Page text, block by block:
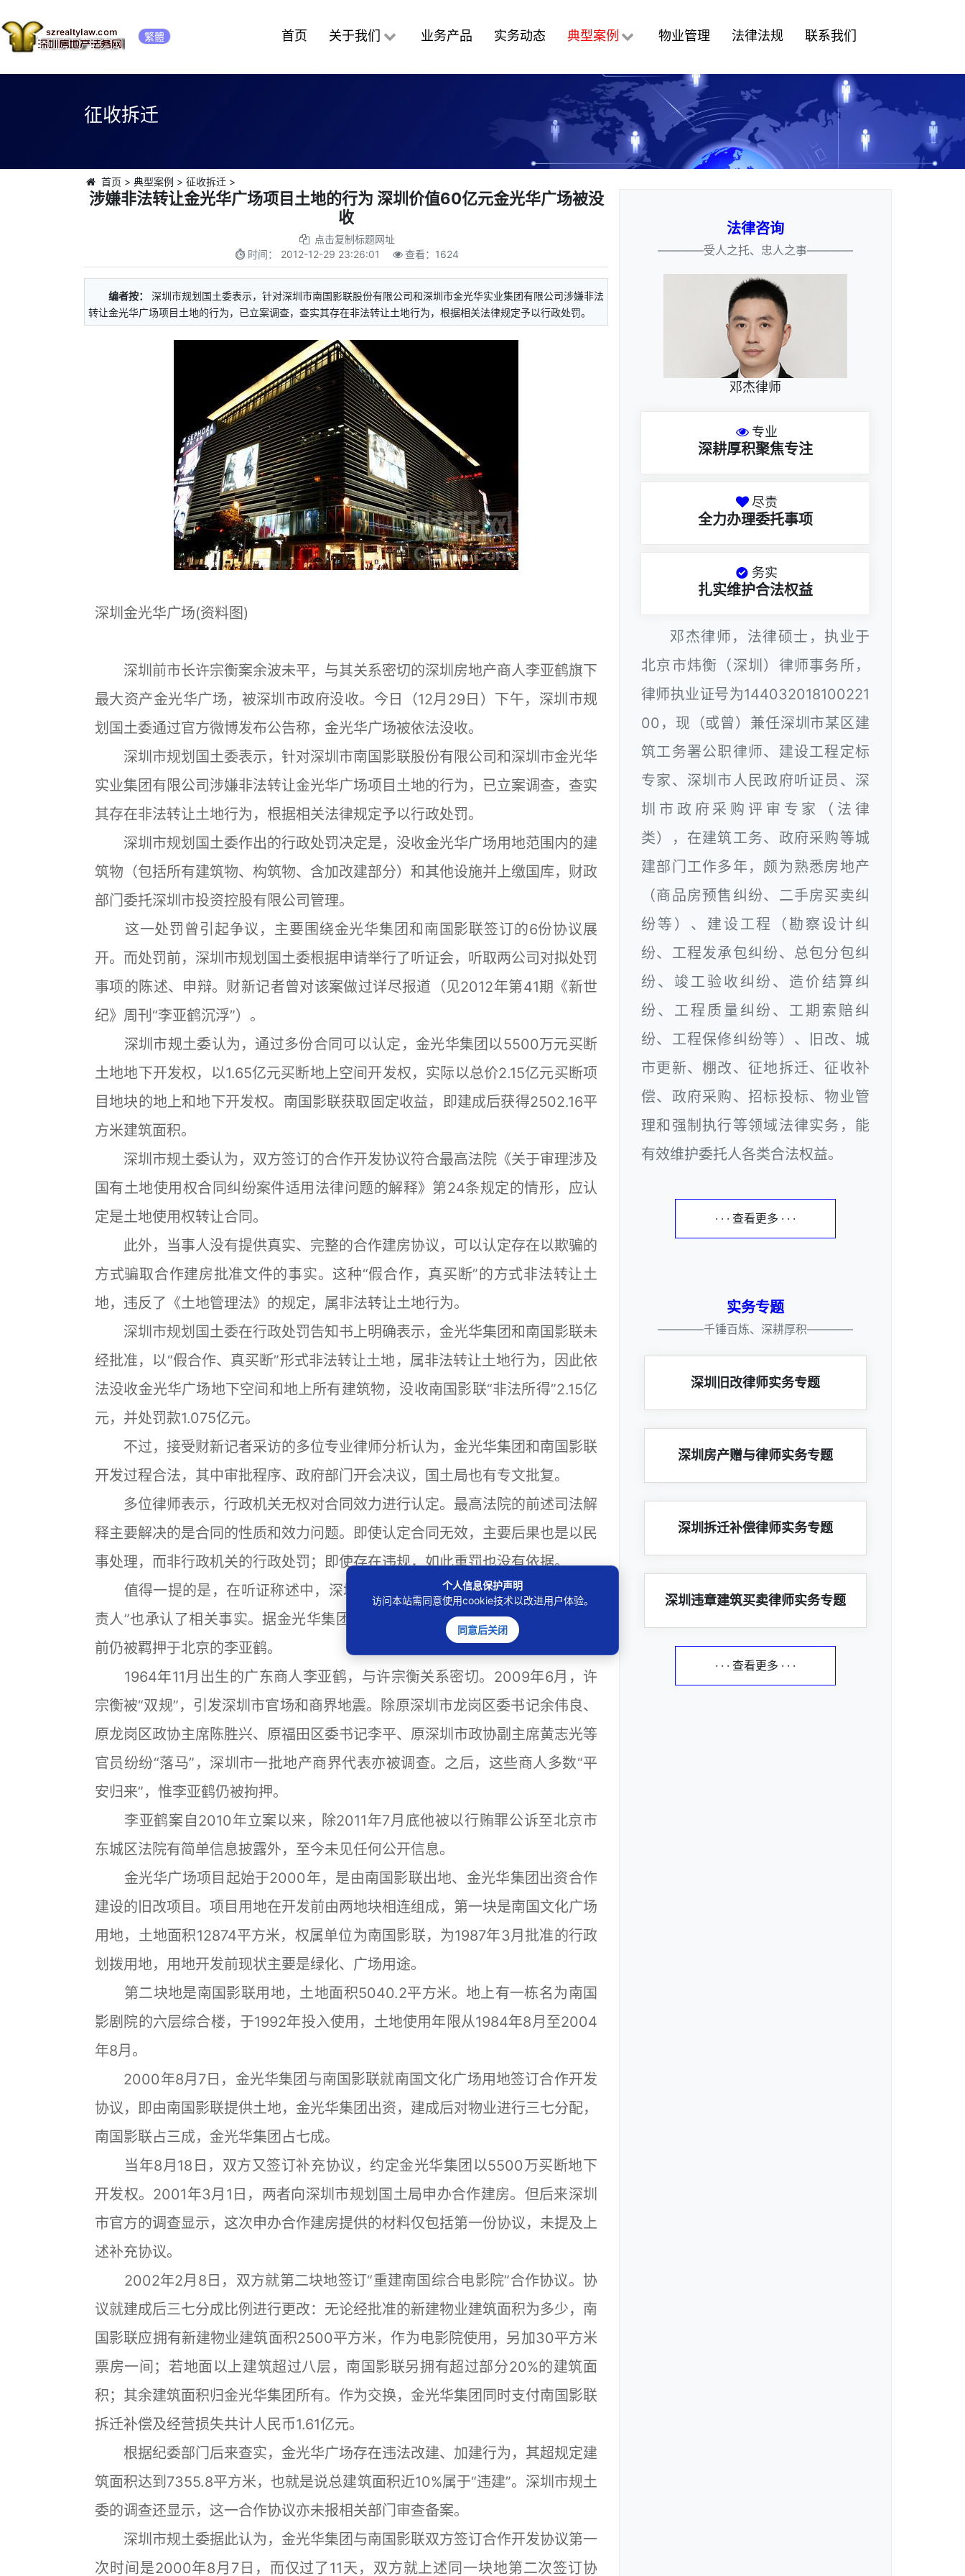
繁體 首页 关于我们 业务产品 实务动态 典型案例 物业管理 法律法规 联系我们
征收拆迁
首页 > 典型案例 > 征收拆迁>
涉嫌非法转让金光华广场项目土地的行为 深圳价值60亿元金光华广场被没
收
点击复制标题网址
时间： 2012-12-29 23:26:01 查看： 1624
编者按：
深圳市规划国土委表示，针对深圳市南国影联股份有限公司和深圳市金光华实业集团有限公司涉嫌非法
转让金光华广场项目土地的行为，已立案调查，查实其存在非法转让土地行为，根据相关法律规定予以行政处罚。
深圳金光华广场(资料图)
深圳前市长许宗衡案余波未平，与其关系密切的深圳房地产商人李亚鹤旗下
最大资产金光华广场，被深圳市政府没收。今日（12月29日）下午，深圳市规
划国土委通过官方微博发布公告称，金光华广场被依法没收。
深圳市规划国土委表示，针对深圳市南国影联股份有限公司和深圳市金光华
实业集团有限公司涉嫌非法转让金光华广场项目土地的行为，已立案调查，查实
其存在非法转让土地行为，根据相关法律规定予以行政处罚。
深圳市规划国土委作出的行政处罚决定是，没收金光华广场用地范围内的建
筑物（包括所有建筑物、构筑物、含加改建部分）和其他设施并上缴国库，财政
部门委托深圳市投资控股有限公司管理。
这一处罚曾引起争议，主要围绕金光华集团和南国影联签订的6份协议展
开。而处罚前，深圳市规划国土委根据申请举行了听证会，听取两公司对拟处罚
事项的陈述、申辩。财新记者曾对该案做过详尽报道（见2012年第41期《新世
纪》周刊“李亚鹤沉浮”）。
深圳市规土委认为，通过多份合同可以认定，金光华集团以5500万元买断
土地地下开发权，以1.65亿元买断地上空间开发权，实际以总价2.15亿元买断项
目地块的地上和地下开发权。南国影联获取固定收益，即建成后获得2502.16平
方米建筑面积。
深圳市规土委认为，双方签订的合作开发协议符合最高法院《关于审理涉及
国有土地使用权合同纠纷案件适用法律问题的解释》第24条规定的情形，应认
定是土地使用权转让合同。
此外，当事人没有提供真实、完整的合作建房协议，可以认定存在以欺骗的
方式骗取合作建房批准文件的事实。这种“假合作，真买断”的方式非法转让土
地，违反了《土地管理法》的规定，属非法转让土地行为。
深圳市规划国土委在行政处罚告知书上明确表示，金光华集团和南国影联未
经批准，以“假合作、真买断”形式非法转让土地，属非法转让土地行为，因此依
法没收金光华广场地下空间和地上所有建筑物，没收南国影联“非法所得”2.15亿
元，并处罚款1.075亿元。
不过，接受财新记者采访的多位专业律师分析认为，金光华集团和南国影联
开发过程合法，其中审批程序、政府部门开会决议，国土局也有专文批复。
多位律师表示，行政机关无权对合同效力进行认定。最高法院的前述司法解
释主要解决的是合同的性质和效力问题。即使认定合同无效，主要后果也是以民
事处理，而非行政机关的行政处罚；即使存在违规，如此重罚也没有依据。
值得一提的是，在听证称述中，深圳市规划国土委提及“金光华集团相关负
责人”也承认了相关事实。据金光华集团内部人士透露，该“相关负责人”即是目
前仍被羁押于北京的李亚鹤。
1964年11月出生的广东商人李亚鹤，与许宗衡关系密切。2009年6月，许
宗衡被“双规”，引发深圳市官场和商界地震。除原深圳市龙岗区委书记余伟良、
原龙岗区政协主席陈胜兴、原福田区委书记李平、原深圳市政协副主席黄志光等
官员纷纷“落马”，深圳市一批地产商界代表亦被调查。之后，这些商人多数“平
安归来”，惟李亚鹤仍被拘押。
李亚鹤案自2010年立案以来，除2011年7月底他被以行贿罪公诉至北京市
东城区法院有简单信息披露外，至今未见任何公开信息。
金光华广场项目起始于2000年，是由南国影联出地、金光华集团出资合作
建设的旧改项目。项目用地在开发前由两地块相连组成，第一块是南国文化广场
用地，土地面积12874平方米，权属单位为南国影联，为1987年3月批准的行政
划拨用地，用地开发前现状主要是绿化、广场用途。
第二块地是南国影联用地，土地面积5040.2平方米。地上有一栋名为南国
影剧院的六层综合楼，于1992年投入使用，土地使用年限从1984年8月至2004
年8月。
2000年8月7日，金光华集团与南国影联就南国文化广场用地签订合作开发
协议，即由南国影联提供土地，金光华集团出资，建成后对物业进行三七分配，
南国影联占三成，金光华集团占七成。
当年8月18日，双方又签订补充协议，约定金光华集团以5500万买断地下
开发权。2001年3月1日，两者向深圳市规划国土局申办合作建房。但后来深圳
市官方的调查显示，这次申办合作建房提供的材料仅包括第一份协议，未提及上
述补充协议。
2002年2月8日，双方就第二块地签订“重建南国综合电影院”合作协议。协
议就建成后三七分成比例进行更改：无论经批准的新建物业建筑面积为多少，南
国影联应拥有新建物业建筑面积2500平方米，作为电影院使用，另加30平方米
票房一间；若地面以上建筑超过八层，南国影联另拥有超过部分20%的建筑面
积；其余建筑面积归金光华集团所有。作为交换，金光华集团同时支付南国影联
拆迁补偿及经营损失共计人民币1.61亿元。
根据纪委部门后来查实，金光华广场存在违法改建、加建行为，其超规定建
筑面积达到7355.8平方米，也就是说总建筑面积近10%属于“违建”。深圳市规土
委的调查还显示，这一合作协议亦未报相关部门审查备案。
深圳市规土委据此认为，金光华集团与南国影联双方签订合作开发协议第一
次时间是2000年8月7日，而仅过了11天，双方就上述同一块地第二次签订协
法律咨询
————受人之托、忠人之事————
邓杰律师
专业
深耕厚积聚焦专注
尽责
全力办理委托事项
务实
扎实维护合法权益
邓杰律师，法律硕士，执业于
北京市炜衡（深圳）律师事务所，
律师执业证号为144032018100221
00，现（或曾）兼任深圳市某区建
筑工务署公职律师、建设工程定标
专家、深圳市人民政府听证员、深
圳市政府采购评审专家（法律
类），在建筑工务、政府采购等城
建部门工作多年，颇为熟悉房地产
（商品房预售纠纷、二手房买卖纠
纷等）、建设工程（勘察设计纠
纷、工程发承包纠纷、总包分包纠
纷、竣工验收纠纷、造价结算纠
纷、工程质量纠纷、工期索赔纠
纷、工程保修纠纷等）、旧改、城
市更新、棚改、征地拆迁、征收补
偿、政府采购、招标投标、物业管
理和强制执行等领域法律实务，能
有效维护委托人各类合法权益。
· · · 查看更多 · · ·
实务专题
————千锤百炼、深耕厚积————
深圳旧改律师实务专题
深圳房产赠与律师实务专题
深圳拆迁补偿律师实务专题
深圳违章建筑买卖律师实务专题
· · · 查看更多 · · ·
个人信息保护声明
访问本站需同意使用cookie技术以改进用户体验。
同意后关闭